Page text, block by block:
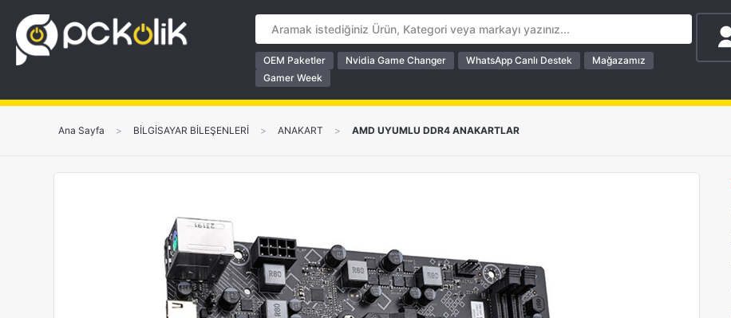
OEM Paketler Nvidia Game Changer WhatsApp Canlı Destek
Mağazamız
Gamer Week
Ana Sayfa > BİLGİSAYAR BİLEŞENLERİ > ANAKART > AMD UYUMLU DDR4 ANAKARTLAR